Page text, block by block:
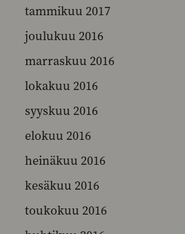
tammikuu 2017
joulukuu 2016
marraskuu 2016
lokakuu 2016
syyskuu 2016
elokuu 2016
heinäkuu 2016
kesäkuu 2016
toukokuu 2016